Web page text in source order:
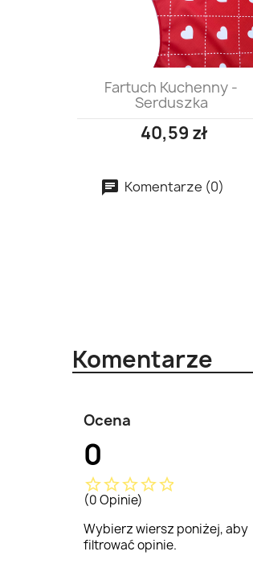
 Szybki podgląd
Fartuch Kuchenny -
Serduszka
40,59 zł
Komentarze (0)
Komentarze
Ocena
0
star_borderstar_borderstar_borderstar_borderstar_border
(0 Opinie)
Wybierz wiersz poniżej, aby
filtrować opinie.